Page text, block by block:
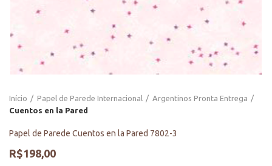
Início Papel de Parede Internacional
Argentinos Pronta Entrega
Cuentos en la Pared
Papel de Parede Cuentos en la Pared 7802-3
R$198,00